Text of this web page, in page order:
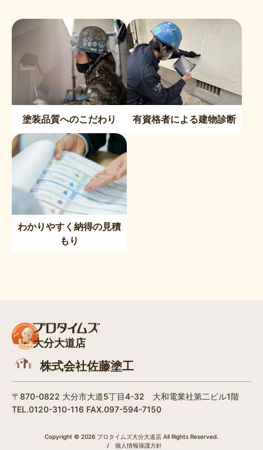
塗装品質へのこだわり 有資格者による建物診断
わかりやすく納得の見積
もり
大分大道店
株式会社佐藤塗工
〒870-0822 大分市大道5丁目4-32 大和電業社第二ビル1階
TEL.0120-310-116 FAX.097-594-7150
Copyright © 2026 プロタイムズ大分大道店 All Rights Reserved.
/
個人情報保護方針